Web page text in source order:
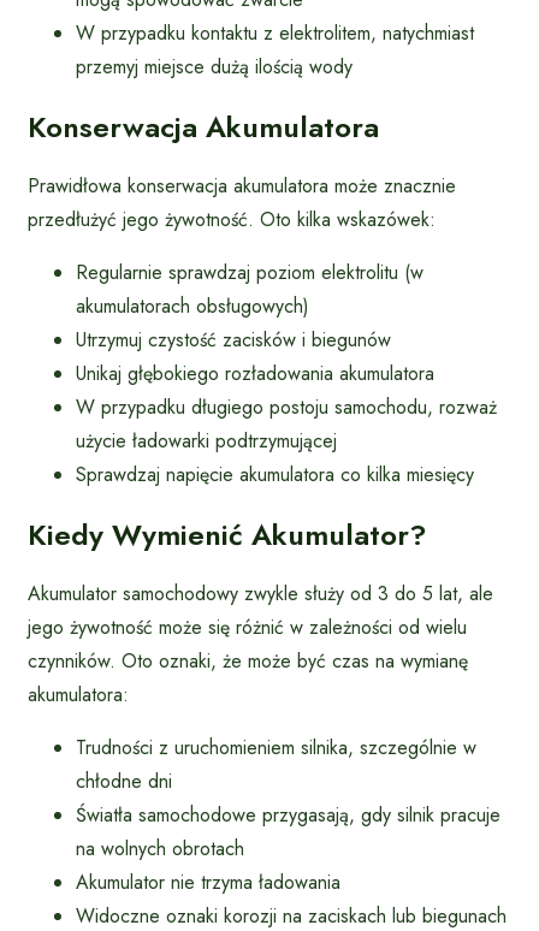
W przypadku kontaktu z elektrolitem, natychmiast
przemyj miejsce dużą ilością wody
Konserwacja Akumulatora
Prawidłowa konserwacja akumulatora może znacznie
przedłużyć jego żywotność. Oto kilka wskazówek:
Regularnie sprawdzaj poziom elektrolitu (w
akumulatorach obsługowych)
Utrzymuj czystość zacisków i biegunów
Unikaj głębokiego rozładowania akumulatora
W przypadku długiego postoju samochodu, rozważ
użycie ładowarki podtrzymującej
Sprawdzaj napięcie akumulatora co kilka miesięcy
Kiedy Wymienić Akumulator?
Akumulator samochodowy zwykle służy od 3 do 5 lat, ale
jego żywotność może się różnić w zależności od wielu
czynników. Oto oznaki, że może być czas na wymianę
akumulatora:
Trudności z uruchomieniem silnika, szczególnie w
chłodne dni
Światła samochodowe przygasają, gdy silnik pracuje
na wolnych obrotach
Akumulator nie trzyma ładowania
Widoczne oznaki korozji na zaciskach lub biegunach